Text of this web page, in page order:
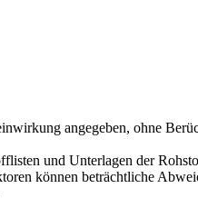
angegeben, ohne
und Unterlagen der
können beträchtliche